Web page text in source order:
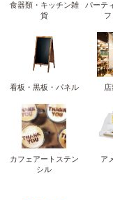
食器類・キッチン雑
貨
パーテ
看板・黒板・パネル
カフェアートステン
シル
ア